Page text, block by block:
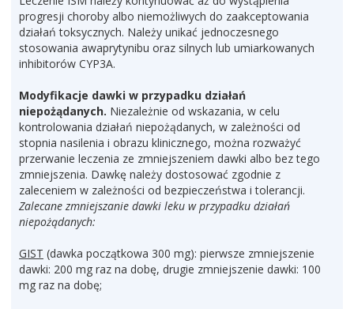
progresji choroby albo niemożliwych do zaakceptowania
działań toksycznych. Należy unikać jednoczesnego
stosowania awaprytynibu oraz silnych lub umiarkowanych
inhibitorów CYP3A.
Modyfikacje dawki w przypadku działań
niepożądanych. Niezależnie od wskazania, w celu
kontrolowania działań niepożądanych, w zależności od
stopnia nasilenia i obrazu klinicznego, można rozważyć
przerwanie leczenia ze zmniejszeniem dawki albo bez tego
zmniejszenia. Dawkę należy dostosować zgodnie z
zaleceniem w zależności od bezpieczeństwa i tolerancji.
Zalecane zmniejszanie dawki leku w przypadku działań
niepożądanych:
GIST (dawka początkowa 300 mg): pierwsze zmniejszenie
dawki: 200 mg raz na dobę, drugie zmniejszenie dawki: 100
mg raz na dobę;